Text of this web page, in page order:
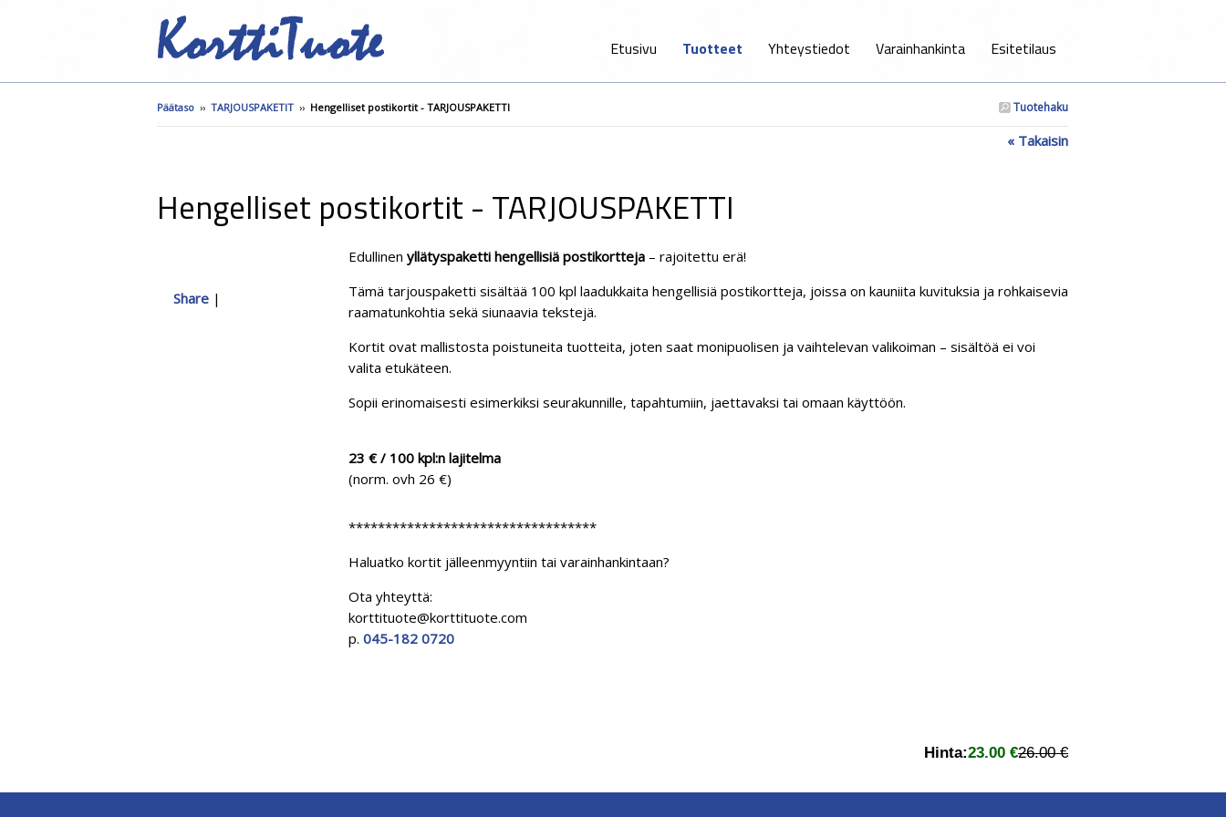
Etusivu Tuotteet Yhteystiedot Varainhankinta Esitetilaus
Tuotehaku
Päätaso ›› TARJOUSPAKETIT ›› Hengelliset postikortit - TARJOUSPAKETTI
« Takaisin
Hengelliset postikortit - TARJOUSPAKETTI
Share |
Edullinen yllätyspaketti hengellisiä postikortteja – rajoitettu erä!
Tämä tarjouspaketti sisältää 100 kpl laadukkaita hengellisiä postikortteja, joissa on kauniita kuvituksia ja rohkaisevia
raamatunkohtia sekä siunaavia tekstejä.
Kortit ovat mallistosta poistuneita tuotteita, joten saat monipuolisen ja vaihtelevan valikoiman – sisältöä ei voi
valita etukäteen.
Sopii erinomaisesti esimerkiksi seurakunnille, tapahtumiin, jaettavaksi tai omaan käyttöön.
23 € / 100 kpl:n lajitelma
(norm. ovh 26 €)
**********************************
Haluatko kortit jälleenmyyntiin tai varainhankintaan?
Ota yhteyttä:
korttituote@korttituote.com
p. 045-182 0720
Hinta:23.00 €26.00 €